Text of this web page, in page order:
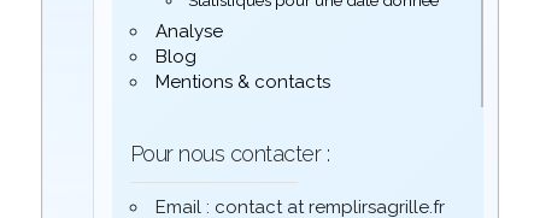
Analyse
Blog
Mentions & contacts
Pour nous contacter :
Email : contact at remplirsagrille.fr